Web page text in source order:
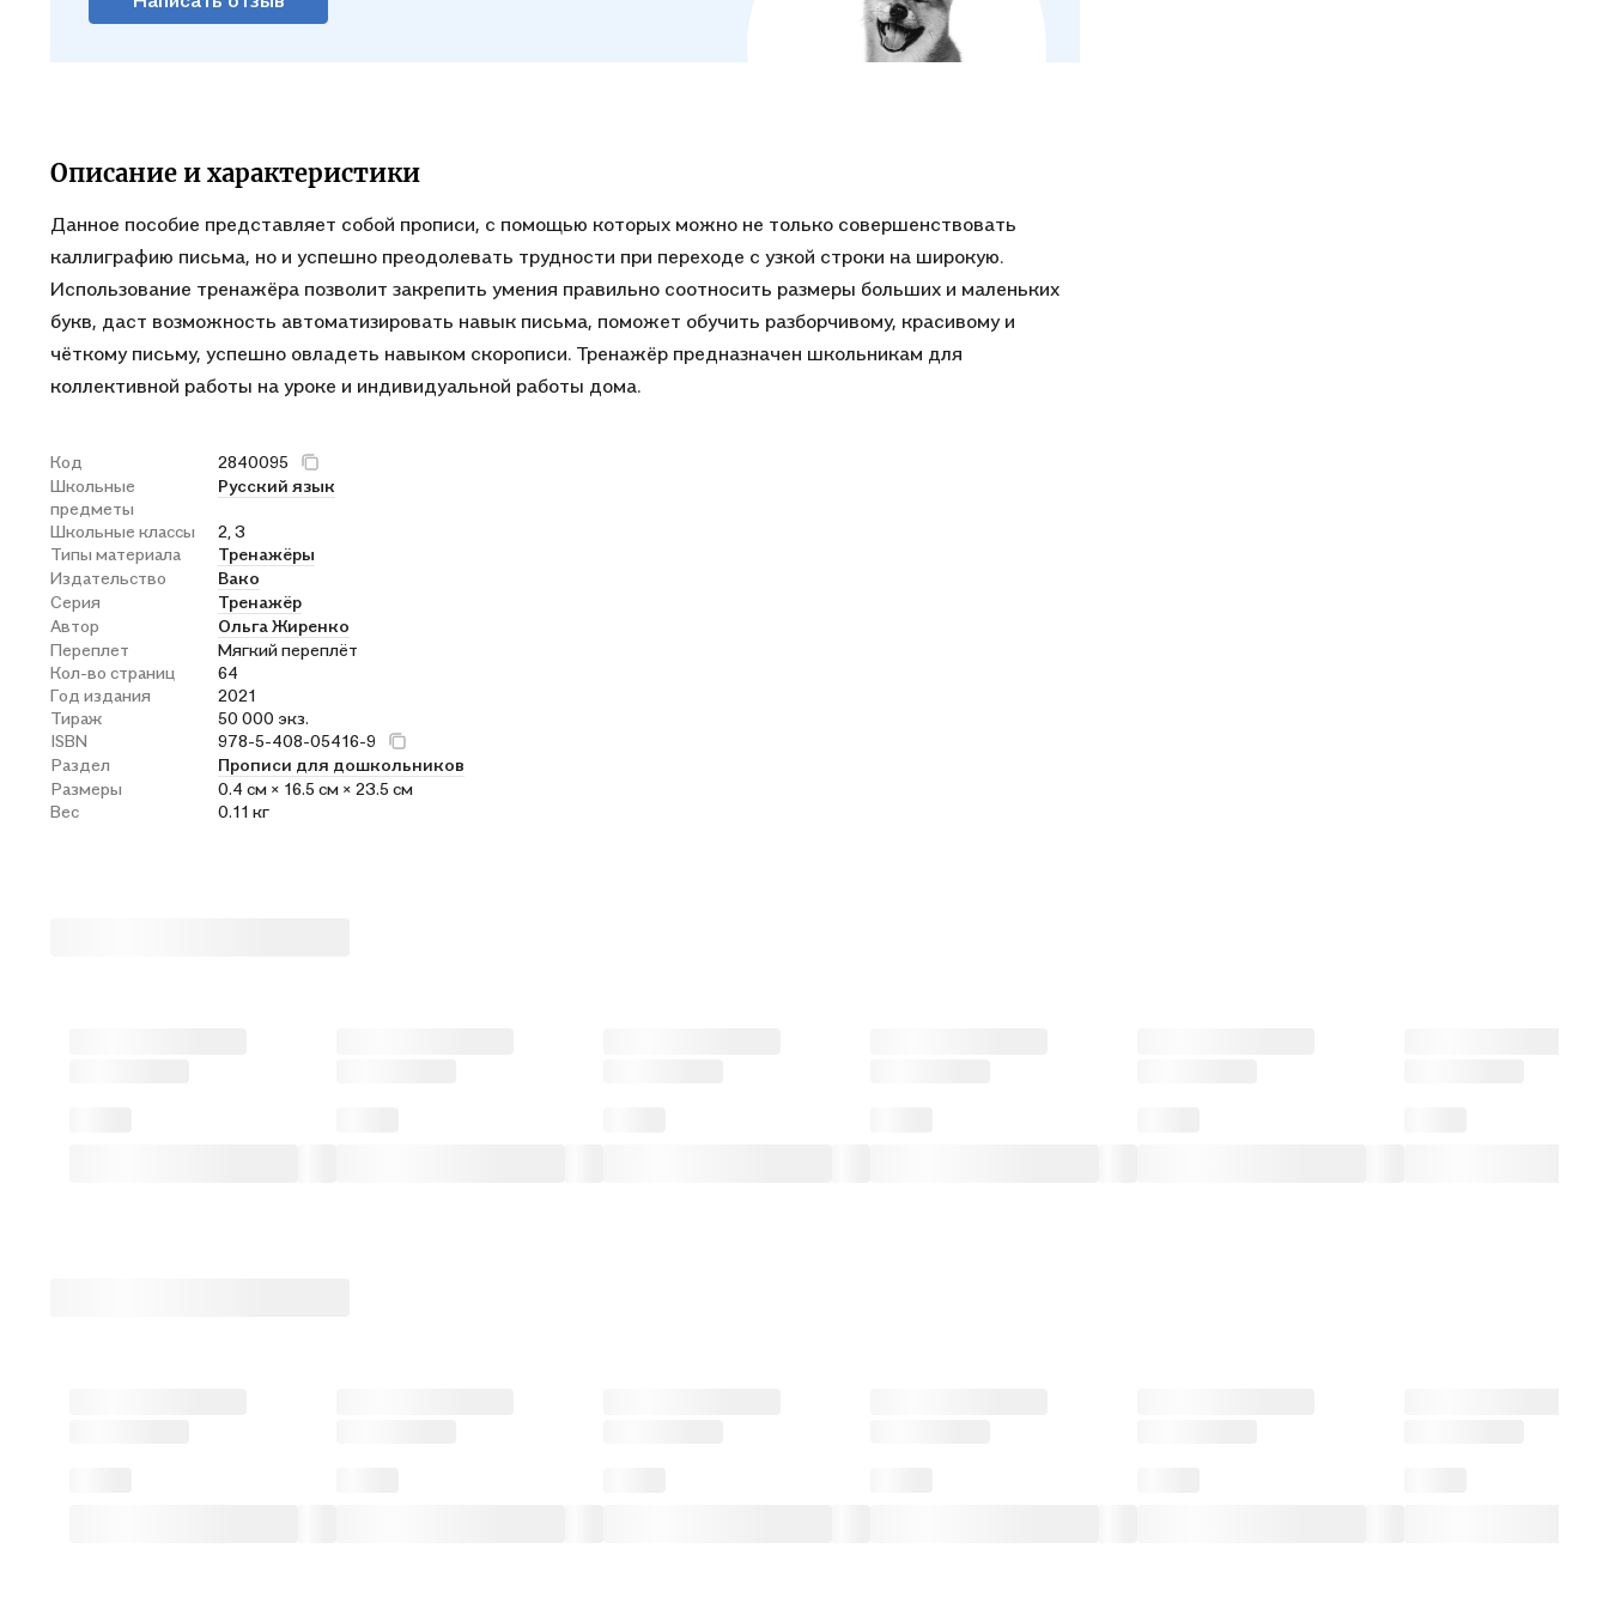
Описание и характеристики
Данное пособие представляет собой прописи, с помощью которых можно не только совершенствовать
каллиграфию письма, но и успешно преодолевать трудности при переходе с узкой строки на широкую.
Использование тренажёра позволит закрепить умения правильно соотносить размеры больших и маленьких
букв, даст возможность автоматизировать навык письма, поможет обучить разборчивому, красивому и
чёткому письму, успешно овладеть навыком скорописи. Тренажёр предназначен школьникам для
коллективной работы на уроке и индивидуальной работы дома.
Код
2840095
Школьные
предметы
Русский язык
Школьные классы
2, 3
Типы материала
Тренажёры
Издательство
Вако
Серия
Тренажёр
Автор
Ольга Жиренко
Переплет
Мягкий переплёт
Кол-во страниц
64
Год издания
2021
Тираж
50 000 экз.
ISBN
978-5-408-05416-9
Раздел
Прописи для дошкольников
Размеры
0.4 см × 16.5 см × 23.5 см
Вес
0.11 кг